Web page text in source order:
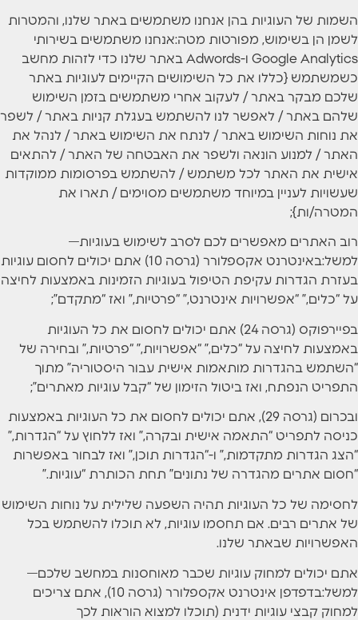
השמות של העוגיות בהן אנחנו משתמשים באתר שלנו, והמטרות
לשמן הן בשימוש, מפורטות מטה:אנחנו משתמשים בשירותי
Google Analytics ו-Adwords באתר שלנו כדי לזהות מחשב
כשמשתמש {כללו את כל השימושים הקיימים לעוגיות באתר
שלכם מבקר באתר / לעקוב אחרי משתמשים בזמן השימוש
שלהם באתר / לאפשר לנו להשתמש בעגלת קניות באתר / לשפר
את נוחות השימוש באתר / לנתח את השימוש באתר / לנהל את
האתר / למנוע הונאה ולשפר את האבטחה של האתר / להתאים
אישית את האתר לכל משתמש / להשתמש בפרסומות ממוקדות
שעשויות לעניין במיוחד משתמשים מסוימים / תארו את
המטרה/ות};
רוב האתרים מאפשרים לכם לסרב לשימוש בעוגיות—
למשל:באינטרנט אקספלורר (גרסה 10) אתם יכולים לחסום עוגיות
בעזרת הגדרות עקיפת הטיפול בעוגיות הזמינות באמצעות לחיצה
על “כלים,” “אפשרויות אינטרנט,” “פרטיות,” ואז “מתקדם”;
בפיירפוקס (גרסה 24) אתם יכולים לחסום את כל העוגיות
באמצעות לחיצה על “כלים,” “אפשרויות,” “פרטיות,” ובחירה של
“השתמש בהגדרות מותאמות אישית עבור היסטוריה” מתוך
התפריט הנפתח, ואז ביטול הזימון של “קבל עוגיות מאתרים”;
ובכרום (גרסה 29), אתם יכולים לחסום את כל העוגיות באמצעות
כניסה לתפריט “התאמה אישית ובקרה,” ואז ללחוץ על “הגדרות,”
“הצג הגדרות מתקדמות,” ו-“הגדרות תוכן,” ואז לבחור באפשרות
“חסום אתרים מהגדרה של נתונים” תחת הכותרת “עוגיות.”
לחסימה של כל העוגיות תהיה השפעה שלילית על נוחות השימוש
של אתרים רבים. אם תחסמו עוגיות, לא תוכלו להשתמש בכל
האפשרויות שבאתר שלנו.
אתם יכולים למחוק עוגיות שכבר מאוחסנות במחשב שלכם—
למשל:בדפדפן אינטרנט אקספלורר (גרסה 10), אתם צריכים
למחוק קבצי עוגיות ידנית (תוכלו למצוא הוראות לכך